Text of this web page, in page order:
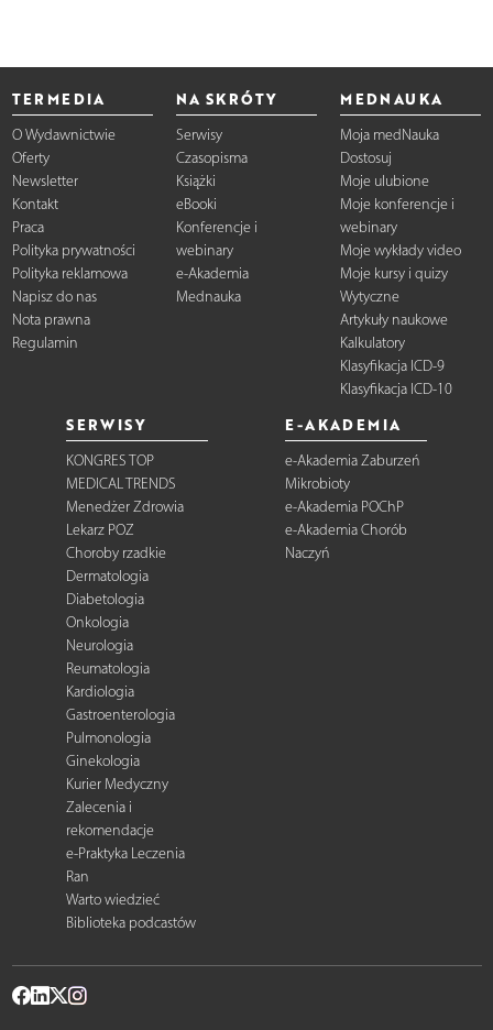
TERMEDIA
O Wydawnictwie
Oferty
Newsletter
Kontakt
Praca
Polityka prywatności
Polityka reklamowa
Napisz do nas
Nota prawna
Regulamin
NA SKRÓTY
Serwisy
Czasopisma
Książki
eBooki
Konferencje i
webinary
e-Akademia
Mednauka
MEDNAUKA
Moja medNauka
Dostosuj
Moje ulubione
Moje konferencje i
webinary
Moje wykłady video
Moje kursy i quizy
Wytyczne
Artykuły naukowe
Kalkulatory
Klasyfikacja ICD-9
Klasyfikacja ICD-10
SERWISY
KONGRES TOP
MEDICAL TRENDS
Menedżer Zdrowia
Lekarz POZ
Choroby rzadkie
Dermatologia
Diabetologia
Onkologia
Neurologia
Reumatologia
Kardiologia
Gastroenterologia
Pulmonologia
Ginekologia
Kurier Medyczny
Zalecenia i
rekomendacje
e-Praktyka Leczenia
Ran
Warto wiedzieć
Biblioteka podcastów
E-AKADEMIA
e-Akademia Zaburzeń
Mikrobioty
e-Akademia POChP
e-Akademia Chorób
Naczyń